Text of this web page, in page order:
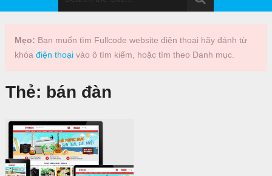
Mẹo: Bạn muốn tìm Fullcode website điện thoại hãy đánh từ
khóa điện thoạivào ô tìm kiếm, hoặc tìm theo Danh mục.
Thẻ: bán đàn